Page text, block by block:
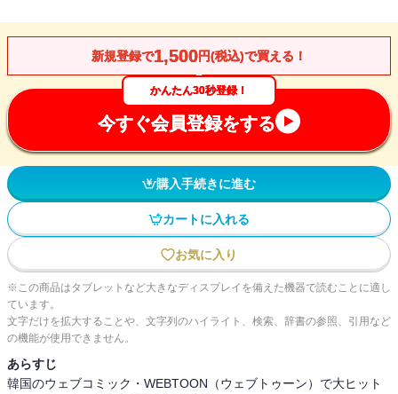
新規登録で1,500円(税込)で買える！
かんたん30秒登録！
今すぐ会員登録をする
購入手続きに進む
カートに入れる
お気に入り
※この商品はタブレットなど大きなディスプレイを備えた機器で読むことに適し
ています。
文字だけを拡大することや、文字列のハイライト、検索、辞書の参照、引用など
の機能が使用できません。
あらすじ
韓国のウェブコミック・WEBTOON（ウェブトゥーン）で大ヒット